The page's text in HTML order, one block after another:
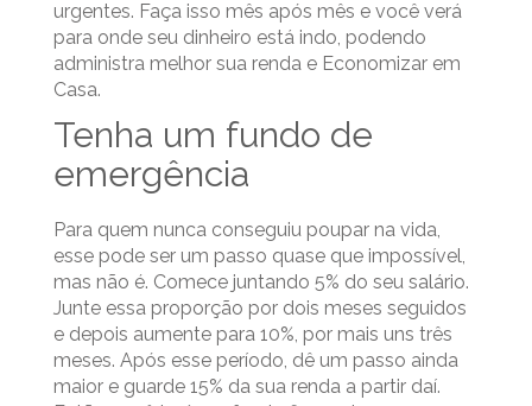
urgentes. Faça isso mês após mês e você verá
para onde seu dinheiro está indo, podendo
administra melhor sua renda e Economizar em
Casa.
Tenha um fundo de
emergência
Para quem nunca conseguiu poupar na vida,
esse pode ser um passo quase que impossível,
mas não é. Comece juntando 5% do seu salário.
Junte essa proporção por dois meses seguidos
e depois aumente para 10%, por mais uns três
meses. Após esse período, dê um passo ainda
maior e guarde 15% da sua renda a partir daí.